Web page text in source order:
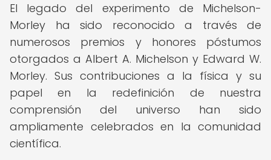
El legado del experimento de Michelson-
Morley ha sido reconocido a través de
numerosos premios y honores póstumos
otorgados a Albert A. Michelson y Edward W.
Morley. Sus contribuciones a la física y su
papel en la redefinición de nuestra
comprensión del universo han sido
ampliamente celebrados en la comunidad
científica.